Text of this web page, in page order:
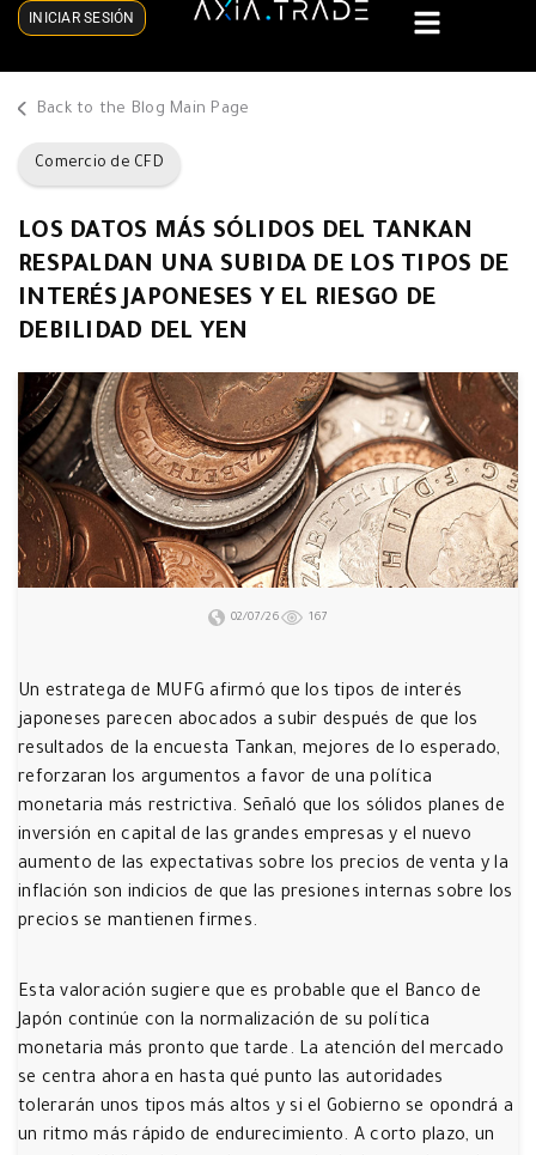
INICIAR SESIÓN
Back to the Blog Main Page
Comercio de CFD
LOS DATOS MÁS SÓLIDOS DEL TANKAN
RESPALDAN UNA SUBIDA DE LOS TIPOS DE
INTERÉS JAPONESES Y EL RIESGO DE
DEBILIDAD DEL YEN
02/07/26 167
Un estratega de MUFG afirmó que los tipos de interés
japoneses parecen abocados a subir después de que los
resultados de la encuesta Tankan, mejores de lo esperado,
reforzaran los argumentos a favor de una política
monetaria más restrictiva. Señaló que los sólidos planes de
inversión en capital de las grandes empresas y el nuevo
aumento de las expectativas sobre los precios de venta y la
inflación son indicios de que las presiones internas sobre los
precios se mantienen firmes.
Esta valoración sugiere que es probable que el Banco de
Japón continúe con la normalización de su política
monetaria más pronto que tarde. La atención del mercado
se centra ahora en hasta qué punto las autoridades
tolerarán unos tipos más altos y si el Gobierno se opondrá a
un ritmo más rápido de endurecimiento. A corto plazo, un